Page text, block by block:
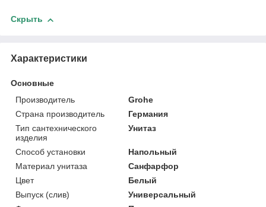
Скрыть
Характеристики
Основные
Производитель
Grohe
Страна производитель
Германия
Тип сантехнического
изделия
Унитаз
Способ установки
Напольный
Материал унитаза
Санфарфор
Цвет
Белый
Выпуск (слив)
Универсальный